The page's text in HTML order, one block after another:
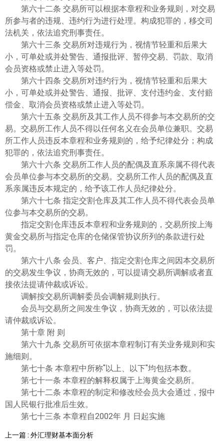
第六十二条 交易所可以根据本章程和业务规则，对交易
所参与者的违规、违约行为进行处理。构成犯罪的，移交司
法机关，依法追究刑事责任。
第六十三条 交易所对违规行为，视情节轻重和后果大
小，可单处或并处警告、通报批评、暂停交易、罚款、取消
会员资格或禁止进入等处罚。
第六十四条 交易所对违约行为，视情节轻重和后果大
小，可单处或并处警告、通报、批评、支付违约金、支付赔
偿金、取消会员资格或禁止进入等处罚。
第六十五条 交易所及其工作人员不得参与本交易所的交
易。交易所工作人员不得以任何名义在会员单位兼职。交易
所工作人员违反本章程和业务规则的，给予纪律处分；构成
犯罪的，依法追究刑事责任。
第六十六条 交易所工作人员的配偶及直系亲属不得代表
会员单位参与本交易所的交易。交易所工作人员的配偶及直
系亲属违反本规定的，给予该工作人员纪律处分。
第六十七条 指定交割仓库及其工作人员不得代表会员单
位参与本交易所的交易。
指定交割仓库违反本章程和业务规则的，交易所按上海
黄金交易所与指定仓库的仓储保管协议所列的条款进行处
罚。
第六十八条 会员、客户、指定交割仓库之间因本交易所
的交易发生争议，协商无效的，可以提请交易所调解或者直
接依法提请仲裁或诉讼。
调解按交易所调解委员会调解规则执行。
会员与交易所之间发生争议，协商无效的，可以依法提
请仲裁或诉讼。
第十章 附 则
第六十九条 交易所可依据本章程制订有关业务规则和实
施细则。
第七十条 本章程中所称"以上、以下"均包括本数。
第七十一条 本章程的解释权属于上海黄金交易所。
第七十二条 本章程的制定和修改经会员大会通过，报中
国人民银行批准后生效。
第七十三条 本章程自2002年 月 日起实施
上一篇 : 外汇理财基本面分析